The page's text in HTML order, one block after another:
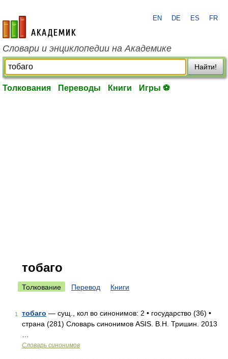
academic.ru
EN DE ES FR
Словари и энциклопедии на Академике
Найти!
Толкования Переводы Книги Игры ⚽
тобаго
Толкование Перевод Книги
1 тобаго — сущ., кол во синонимов: 2 • государство (36) •
страна (281) Словарь синонимов ASIS. В.Н. Тришин. 2013
Словарь синонимов